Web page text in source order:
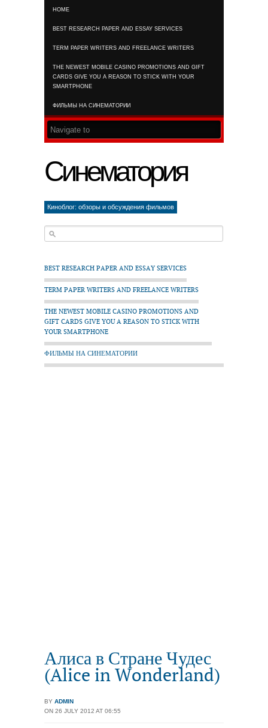
HOME
BEST RESEARCH PAPER AND ESSAY SERVICES
TERM PAPER WRITERS AND FREELANCE WRITERS
THE NEWEST MOBILE CASINO PROMOTIONS AND GIFT
CARDS GIVE YOU A REASON TO STICK WITH YOUR
SMARTPHONE
ФИЛЬМЫ НА СИНЕМАТОРИИ
Синематория
Киноблог: обзоры и обсуждения фильмов
BEST RESEARCH PAPER AND ESSAY SERVICES
TERM PAPER WRITERS AND FREELANCE WRITERS
THE NEWEST MOBILE CASINO PROMOTIONS AND
GIFT CARDS GIVE YOU A REASON TO STICK WITH
YOUR SMARTPHONE
ФИЛЬМЫ НА СИНЕМАТОРИИ
Алиса в Стране Чудес
(Alice in Wonderland)
BY ADMIN
ON 26 JULY 2012 AT 06:55